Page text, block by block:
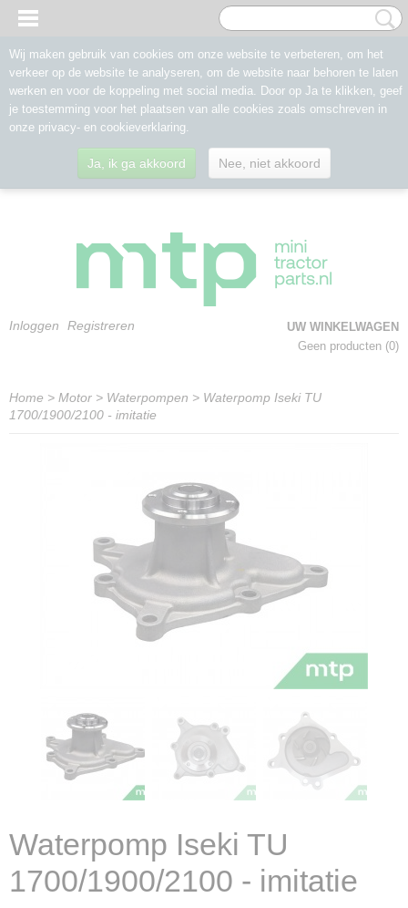
Inloggen Registreren
UW WINKELWAGEN
Geen producten (0)
Home > Motor > Waterpompen > Waterpomp Iseki TU
1700/1900/2100 - imitatie
Waterpomp Iseki TU
1700/1900/2100 - imitatie
Wij maken gebruik van cookies om onze website te verbeteren, om het
verkeer op de website te analyseren, om de website naar behoren te laten
werken en voor de koppeling met social media. Door op Ja te klikken, geef
je toestemming voor het plaatsen van alle cookies zoals omschreven in
onze privacy- en cookieverklaring.
Ja, ik ga akkoord Nee, niet akkoord